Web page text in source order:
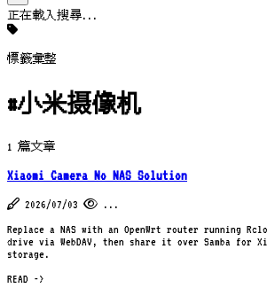
正在載入搜尋...
標籤彙整
#小米摄像机
1 篇文章
Xiaomi Camera No NAS Solution
2026/07/03 ...
Replace a NAS with an OpenWrt router running
drive via WebDAV, then share it over Samba for
storage.
READ ->